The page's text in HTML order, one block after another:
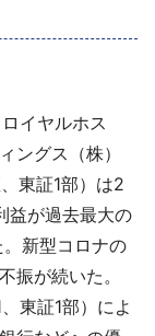
イヤルホス
ングス（株）
東証1部）は2
益が過去最大の
新型コロナの
振が続いた。
東証1部）によ